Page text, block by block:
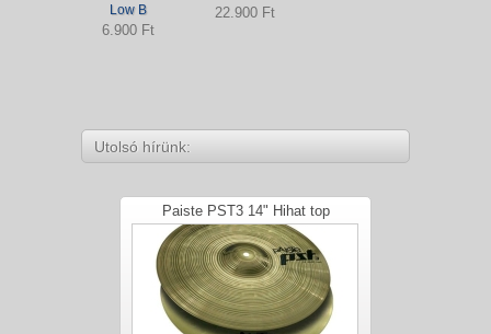
Low B
6.900 Ft
22.900 Ft
Utolsó hírünk:
Paiste PST3 14" Hihat top